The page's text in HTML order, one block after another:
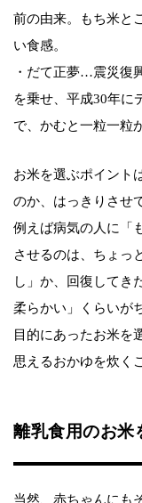
前の由来。もち米と
い食感。
・だて正夢…震災復
を乗せ、平成30年に
で、かむと一粒一粒
お米を選ぶポイント
のか、はっきりさせ
例えば病気の人に「
させるのは、ちょっ
し」か、回復してき
柔らかい」くらいが
目的にあったお米を
思えるおかゆを炊く
離乳食用のお米
当然、赤ちゃんにも